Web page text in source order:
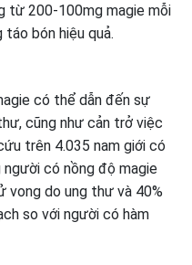
từ 200-100mg magie mỗi
bón hiệu quả.
có thể dẫn đến sự
cũng như cản trở việc
trên 4.035 nam giới có
có nồng độ magie
vong do ung thư và 40%
so với người có hàm